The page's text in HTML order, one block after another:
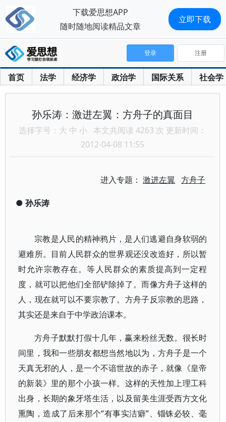
首页 法学 经济学 政治学 国际关系 社会学
登录 注册
孙乐涛：激进左翼：方舟子的真面目
选择字号： 大 中 小 本文共阅读 4263 次 更新时间：
2012-04-08 11:55
进入专题：激进左翼 方舟子
● 孙乐涛
宗教是人民的精神鸦片，是人们逃避自身软弱的
避难所。目前人民群众的世界观还没改造好，所以暂
时允许宗教存在。等人民群众的素质提高到一定程
度，就可以把他们全部铲除掉了。而像方舟子这样的
人，现在就可以不要宗教了。方舟子反宗教的思路，
其实还是来自于中学政治课本。
方舟子默默打假十几年，赢来粉丝无数。很长时
间里，我和一些朋友都想当然地以为，方舟子是一个
天真无邪的人，是一个不谙世故的赤子，就像《皇帝
的新装》里的那个小孩一样。这样的天性加上理工科
出身，长期的象牙塔生活，以及留美生涯受西方文化
熏陶，造成了后来那个“有事实洁癖”、锱铢必较、毫
下载爱思想APP
随时随地阅读精品文章
立即下载